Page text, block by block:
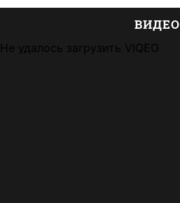
ВИДЕО
Не удалось загрузить VIQEO